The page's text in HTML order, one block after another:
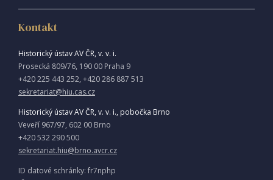
Kontakt
Historický ústav AV ČR, v. v. i.
Prosecká 809/76, 190 00 Praha 9
+420 225 443 252, +420 286 887 513
sekretariat@hiu.cas.cz
Historický ústav AV ČR, v. v. i., pobočka Brno
Veveří 967/97, 602 00 Brno
+420 532 290 500
sekretariat.hiu@brno.avcr.cz
ID datové schránky: fr7nphp